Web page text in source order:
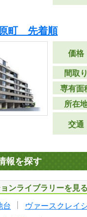
町 先着順
価格
間取り
専有面
所在
交通
報を探す
ンライブラリーを見る
台 ヴァースクレイ